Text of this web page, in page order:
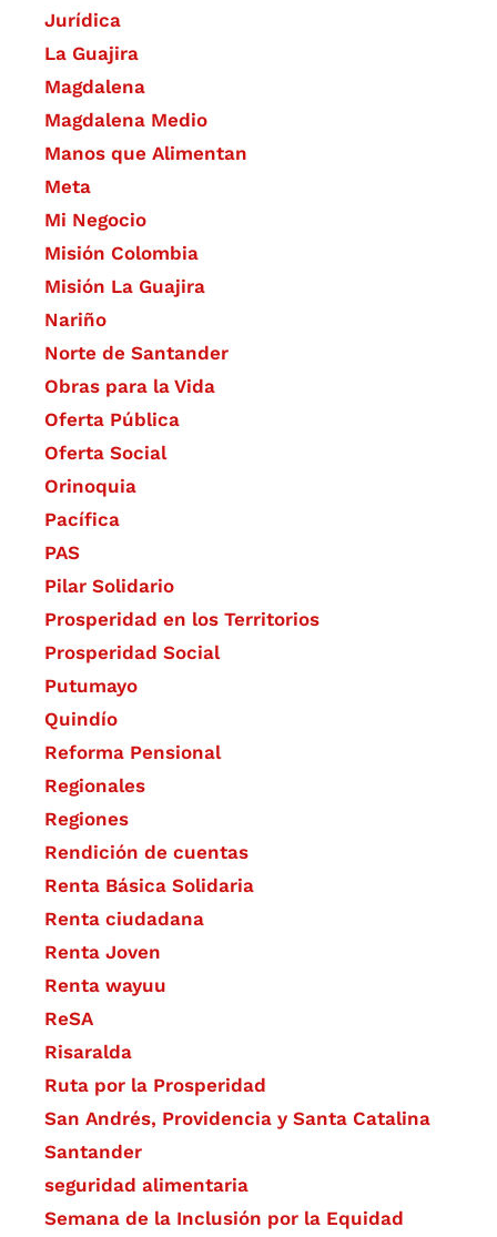
Jurídica
La Guajira
Magdalena
Magdalena Medio
Manos que Alimentan
Meta
Mi Negocio
Misión Colombia
Misión La Guajira
Nariño
Norte de Santander
Obras para la Vida
Oferta Pública
Oferta Social​​
Orinoquia
Pacífica
PAS
Pilar Solidario
Prosperidad en los Territorios
Prosperidad Social
Putumayo
Quindío
Reforma Pensional
Regionales
Regiones
Rendición de cuentas
Renta Básica Solidaria
Renta ciudadana
Renta Joven
Renta wayuu
ReSA
Risaralda
Ruta por la Prosperidad
San Andrés, Providencia y Santa Catalina
Santander
seguridad alimentaria
Semana de la Inclusión por la Equidad